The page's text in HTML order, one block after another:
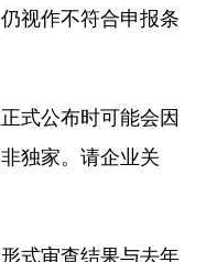
视作不符合申报条
式公布时可能会因
独家。请企业关
式审查结果与去年